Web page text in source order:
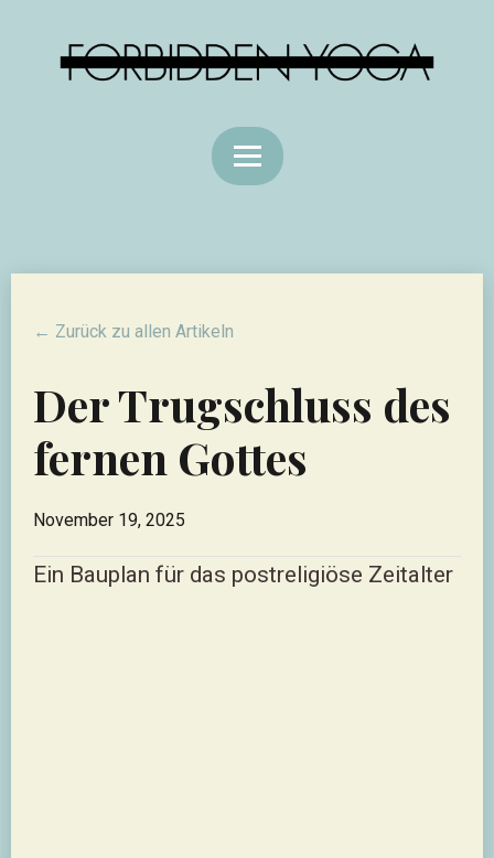
← Zurück zu allen Artikeln
Der Trugschluss des
fernen Gottes
November 19, 2025
Ein Bauplan für das postreligiöse Zeitalter